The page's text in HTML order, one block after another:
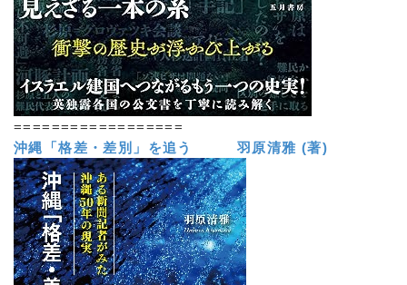
==================
沖縄「格差・差別」を追う 羽原清雅 (著)